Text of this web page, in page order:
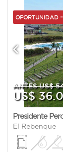
OPORTUNIDAD
ANTES US$
US$
Presidente
El Rebenque